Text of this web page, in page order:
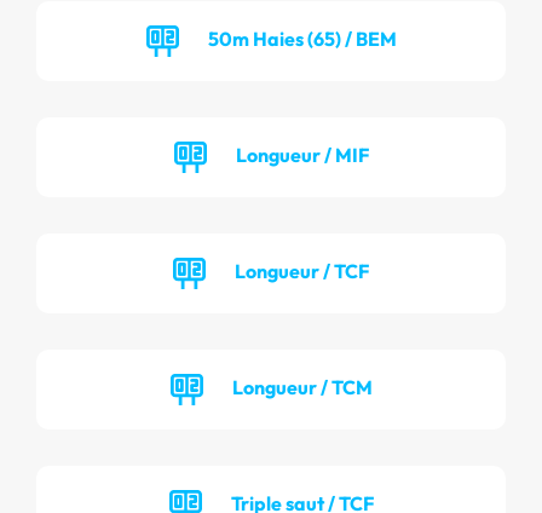
50m Haies (65) / BEM
Longueur / MIF
Longueur / TCF
Longueur / TCM
Triple saut / TCF